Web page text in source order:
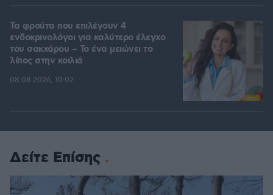
Τα φρούτα που επιλέγουν 4
ενδοκρινολόγοι για καλύτερο έλεγχο
του σακχάρου – Το ένα μειώνει το
λίπος στην κοιλιά
08.08.2026, 10:02
Δείτε Επίσης